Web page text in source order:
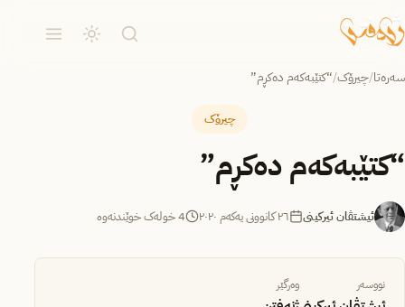
سەرەتا/چیرۆک/“كتێبه‌كه‌م ده‌كڕم”
چیرۆک
“كتێبه‌كه‌م ده‌كڕم”
ئیشتڤان ئیركینی ٢٦ کانوونی یەکەم ٢٠٢٠ 4 خولەک خوێندنەوە
نووسەر وەرگێر